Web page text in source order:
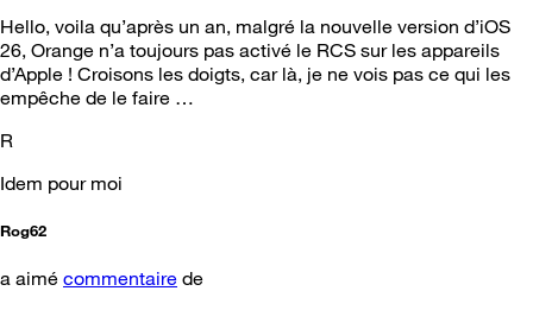
Hello, voila qu’après un an, malgré la nouvelle version d’iOS
26, Orange n’a toujours pas activé le RCS sur les appareils
d’Apple ! Croisons les doigts, car là, je ne vois pas ce qui les
empêche de le faire …
R
Idem pour moi
Rog62
a aimé commentaire de